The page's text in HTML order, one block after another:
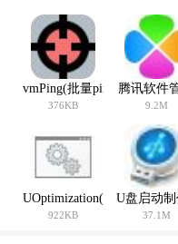
可以把u盘拔掉了，对于
vmPing(批量ping软件)
376KB
腾讯软件
9.2M
UOptimization(通用优化软
922KB
U盘启动
37.1M